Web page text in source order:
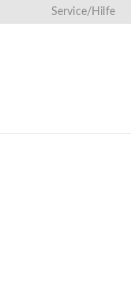
Service/Hilfe